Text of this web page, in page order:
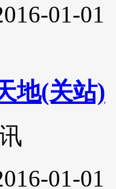
01-01
地(关站)
01-01